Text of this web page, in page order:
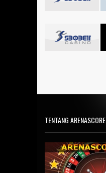
TENTANG ARENASCORE